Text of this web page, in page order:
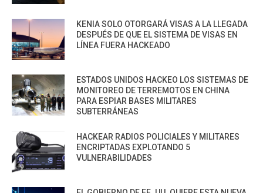
KENIA SOLO OTORGARÁ VISAS A LA LLEGADA
DESPUÉS DE QUE EL SISTEMA DE VISAS EN
LÍNEA FUERA HACKEADO
ESTADOS UNIDOS HACKEO LOS SISTEMAS DE
MONITOREO DE TERREMOTOS EN CHINA
PARA ESPIAR BASES MILITARES
SUBTERRÁNEAS
HACKEAR RADIOS POLICIALES Y MILITARES
ENCRIPTADAS EXPLOTANDO 5
VULNERABILIDADES